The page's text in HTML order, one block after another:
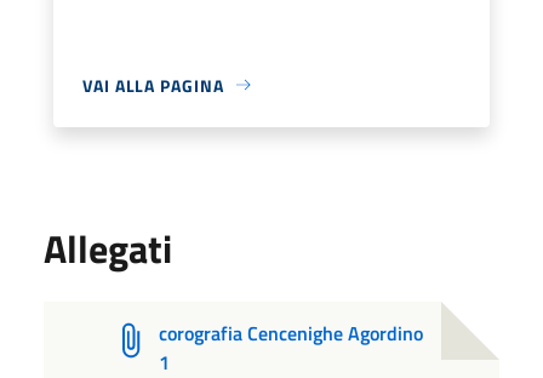
VAI ALLA PAGINA
Allegati
corografia Cencenighe Agordino
1